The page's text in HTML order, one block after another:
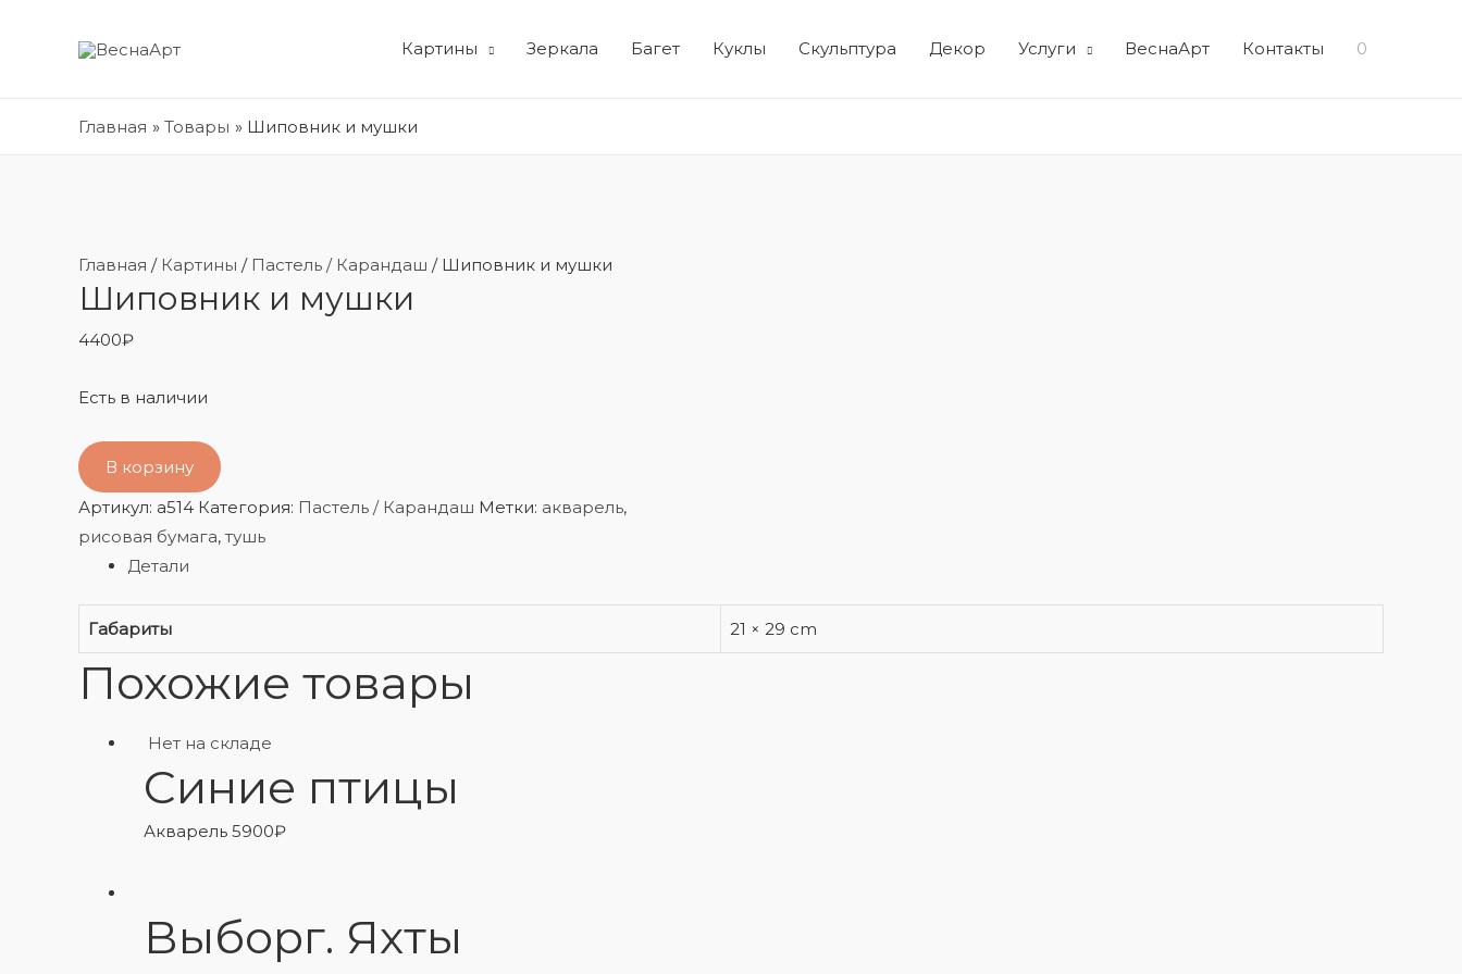
Картины Зеркала Багет Куклы Скульптура Декор Услуги ВеснаАрт Контакты 0
Главная Товары Шиповник и мушки
Главная / Картины / Пастель / Карандаш / Шиповник и мушки
Шиповник и мушки
4400₽
Есть в наличии
В корзину
Артикул: a514 Категория: Пастель / Карандаш Метки: акварель,
рисовая бумага, тушь
Детали
Габариты 21 × 29 cm
Похожие товары
Нет на складе
Синие птицы
Акварель 5900₽
Выборг. Яхты